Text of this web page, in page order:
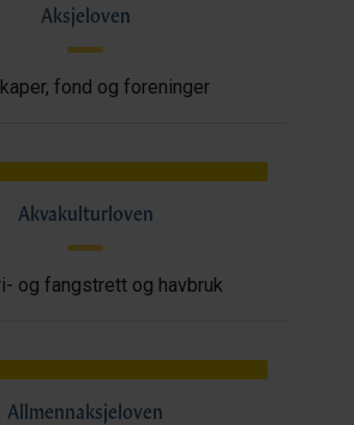
Aksjeloven
fond og foreninger
Akvakulturloven
og fangstrett og havbruk
Allmennaksjeloven